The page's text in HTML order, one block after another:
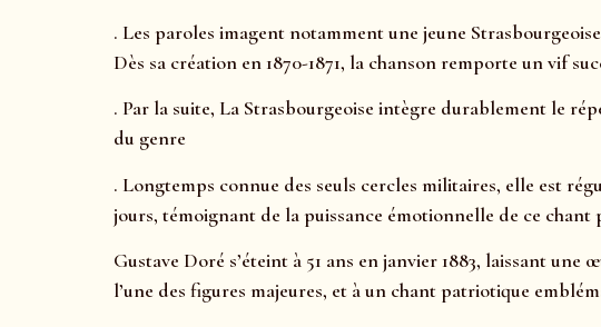
. Les paroles imagent notamment une jeune
Dès sa création en 1870-1871, la chanson remporte un vif
. Par la suite, La Strasbourgeoise intègre durablement le
du genre
. Longtemps connue des seuls cercles militaires, elle est
jours, témoignant de la puissance émotionnelle de ce
Gustave Doré s’éteint à 51 ans en janvier 1883, laissant
l’une des figures majeures, et à un chant patriotique